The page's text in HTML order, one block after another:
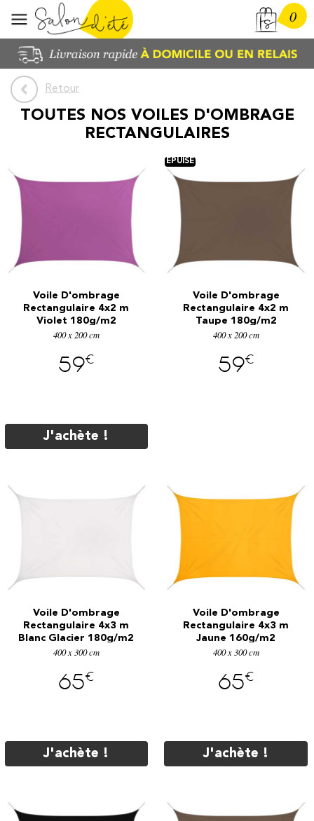
0
Retour
TOUTES NOS VOILES D'OMBRAGE
RECTANGULAIRES
Voile D'ombrage
Rectangulaire 4x2 m
Violet 180g/m2
400 x 200 cm
59€
J'achète !
Voile D'ombrage
Rectangulaire 4x2 m
Taupe 180g/m2
400 x 200 cm
59€
Voile D'ombrage
Rectangulaire 4x3 m
Blanc Glacier 180g/m2
400 x 300 cm
65€
J'achète !
Voile D'ombrage
Rectangulaire 4x3 m
Jaune 160g/m2
400 x 300 cm
65€
J'achète !